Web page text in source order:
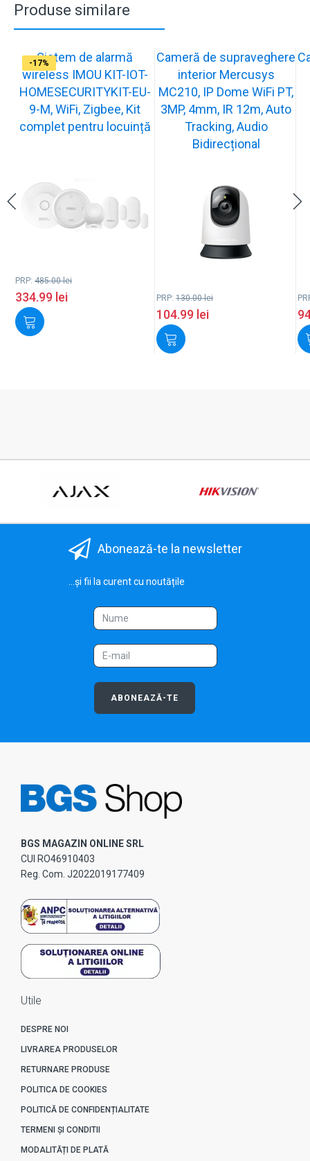
Produse similare
-31%
Sistem de alarmă
wireless IMOU KIT-IOT-
HOMESECURITYKIT-EU-
9-M, WiFi, Zigbee, Kit
complet pentru locuință
PRP: 485.00lei
334.99 lei
-19%
Cameră de supraveghere
interior Mercusys
MC210, IP Dome WiFi PT,
3MP, 4mm, IR 12m, Auto
Tracking, Audio
Bidirecțional
PRP: 130.00lei
104.99 lei
-21%
-13%
-15%
-20%
-12%
-13%
-16%
-17%
Abonează-te la newsletter
...și fii la curent cu noutățile
ABONEAZĂ-TE
BGS MAGAZIN ONLINE SRL
CUI RO46910403
Reg. Com. J2022019177409
Utile
DESPRE NOI
LIVRAREA PRODUSELOR
RETURNARE PRODUSE
POLITICA DE COOKIES
POLITICĂ DE CONFIDENȚIALITATE
TERMENI ȘI CONDITII
MODALITĂȚI DE PLATĂ